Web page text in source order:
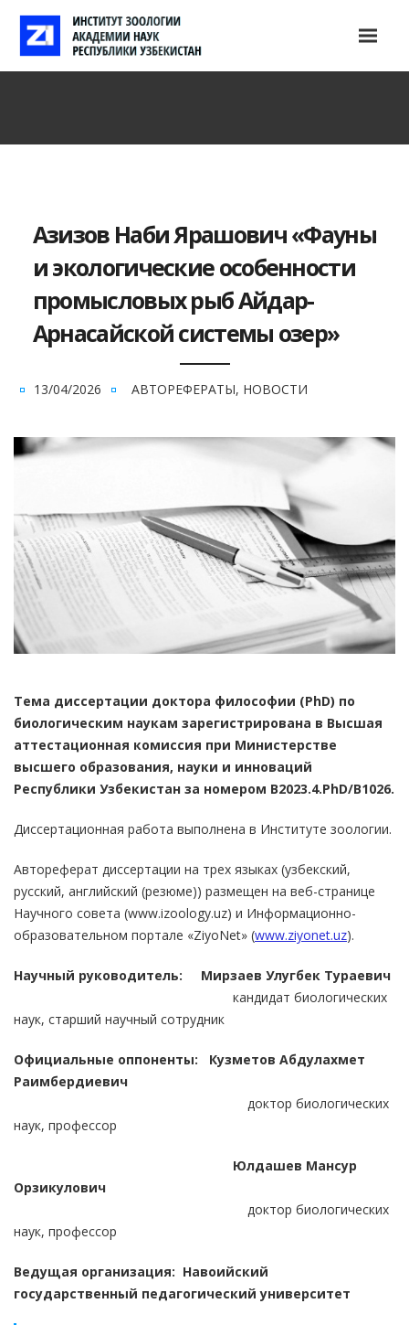
Азизов Наби Ярашович «Фауны
и экологические особенности
промысловых рыб Айдар-
Арнасайской системы озер»
13/04/2026 АВТОРЕФЕРАТЫ, НОВОСТИ
Тема диссертации доктора философии (PhD) по
биологическим наукам зарегистрирована в Высшая
аттестационная комиссия при Министерстве
высшего образования, науки и инноваций
Республики Узбекистан за номером В2023.4.PhD/В1026.
Диссертационная работа выполнена в Институте зоологии.
Автореферат диссертации на трех языках (узбекский,
русский, английский (резюме)) размещен на веб-странице
Научного совета (www.izoology.uz) и Информационно-
образовательном портале «ZiyoNet» (www.ziyonet.uz).
Научный руководитель: Мирзаев Улугбек Тураевич
кандидат биологических
наук, старший научный сотрудник
Официальные оппоненты: Кузметов Абдулахмет
Раимбердиевич
доктор биологических
наук, профессор
Юлдашев Мансур
Орзикулович
доктор биологических
наук, профессор
Ведущая организация: Навоийский
государственный педагогическийуниверситет